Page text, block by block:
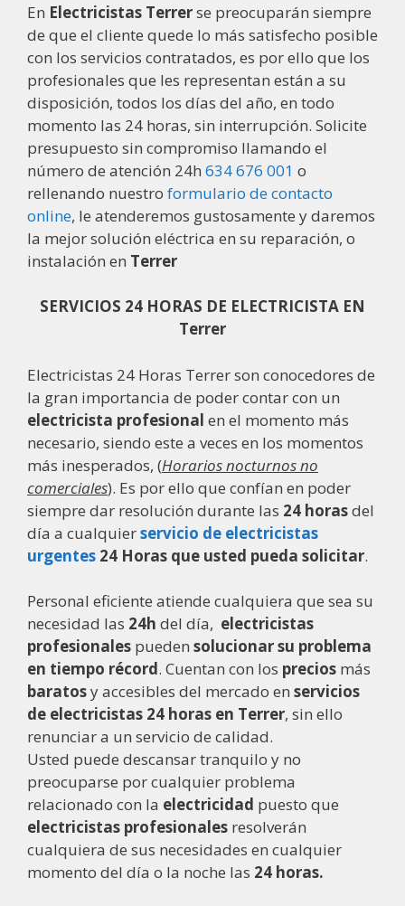
En Electricistas Terrerse preocuparán siempre
de que el cliente quede lo más satisfecho posible
con los servicios contratados, es por ello que los
profesionales que les representan están a su
disposición, todos los días del año, en todo
momento las 24 horas, sin interrupción. Solicite
presupuesto sin compromiso llamando el
número de atención 24h 634 676 001 o
rellenando nuestro formulario de contacto
online, le atenderemos gustosamente y daremos
la mejor solución eléctrica en su reparación, o
instalación en Terrer
SERVICIOS 24 HORAS DE ELECTRICISTA EN
Terrer
Electricistas 24 Horas Terrer son conocedores de
la gran importancia de poder contar con un
electricista profesional en el momento más
necesario, siendo este a veces en los momentos
más inesperados, (Horarios nocturnos no
comerciales). Es por ello que confían en poder
siempre dar resolución durante las 24 horasdel
día a cualquierservicio de electricistas
urgentes 24 Horas que usted pueda solicitar.
Personal eficiente atiende cualquiera que sea su
necesidad las 24h del día, electricistas
profesionales pueden solucionar su problema
en tiempo récord. Cuentan con los precios más
baratosy accesibles del mercado en servicios
de electricistas 24 horas en Terrer, sin ello
renunciar a un servicio de calidad.
Usted puede descansar tranquilo y no
preocuparse por cualquier problema
relacionado con la electricidad puesto que
electricistas profesionales resolverán
cualquiera de sus necesidades en cualquier
momento del día o la noche las 24 horas.